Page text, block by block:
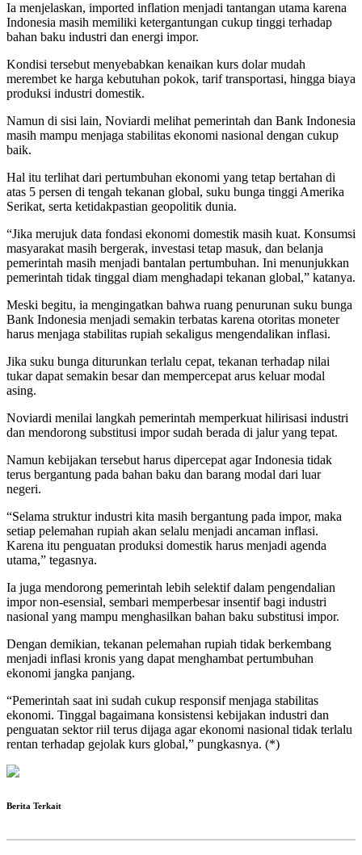
Ia menjelaskan, imported inflation menjadi tantangan utama karena
Indonesia masih memiliki ketergantungan cukup tinggi terhadap
bahan baku industri dan energi impor.
Kondisi tersebut menyebabkan kenaikan kurs dolar mudah
merembet ke harga kebutuhan pokok, tarif transportasi, hingga biaya
produksi industri domestik.
Namun di sisi lain, Noviardi melihat pemerintah dan Bank Indonesia
masih mampu menjaga stabilitas ekonomi nasional dengan cukup
baik.
Hal itu terlihat dari pertumbuhan ekonomi yang tetap bertahan di
atas 5 persen di tengah tekanan global, suku bunga tinggi Amerika
Serikat, serta ketidakpastian geopolitik dunia.
“Jika merujuk data fondasi ekonomi domestik masih kuat. Konsumsi
masyarakat masih bergerak, investasi tetap masuk, dan belanja
pemerintah masih menjadi bantalan pertumbuhan. Ini menunjukkan
pemerintah tidak tinggal diam menghadapi tekanan global,” katanya.
Meski begitu, ia mengingatkan bahwa ruang penurunan suku bunga
Bank Indonesia menjadi semakin terbatas karena otoritas moneter
harus menjaga stabilitas rupiah sekaligus mengendalikan inflasi.
Jika suku bunga diturunkan terlalu cepat, tekanan terhadap nilai
tukar dapat semakin besar dan mempercepat arus keluar modal
asing.
Noviardi menilai langkah pemerintah memperkuat hilirisasi industri
dan mendorong substitusi impor sudah berada di jalur yang tepat.
Namun kebijakan tersebut harus dipercepat agar Indonesia tidak
terus bergantung pada bahan baku dan barang modal dari luar
negeri.
“Selama struktur industri kita masih bergantung pada impor, maka
setiap pelemahan rupiah akan selalu menjadi ancaman inflasi.
Karena itu penguatan produksi domestik harus menjadi agenda
utama,” tegasnya.
Ia juga mendorong pemerintah lebih selektif dalam pengendalian
impor non-esensial, sembari memperbesar insentif bagi industri
nasional yang mampu menghasilkan bahan baku substitusi impor.
Dengan demikian, tekanan pelemahan rupiah tidak berkembang
menjadi inflasi kronis yang dapat menghambat pertumbuhan
ekonomi jangka panjang.
“Pemerintah saat ini sudah cukup responsif menjaga stabilitas
ekonomi. Tinggal bagaimana konsistensi kebijakan industri dan
penguatan sektor riil terus dijaga agar ekonomi nasional tidak terlalu
rentan terhadap gejolak kurs global,” pungkasnya. (*)
Berita Terkait